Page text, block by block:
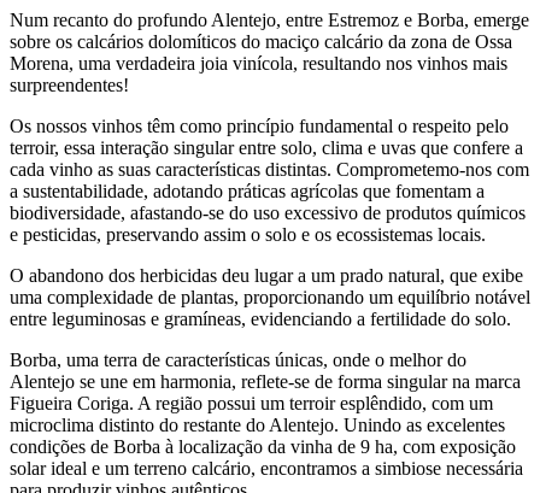
Num recanto do profundo Alentejo, entre Estremoz e Borba, emerge
sobre os calcários dolomíticos do maciço calcário da zona de Ossa
Morena, uma verdadeira joia vinícola, resultando nos vinhos mais
surpreendentes!
Os nossos vinhos têm como princípio fundamental o respeito pelo
terroir, essa interação singular entre solo, clima e uvas que confere a
cada vinho as suas características distintas. Comprometemo-nos com
a sustentabilidade, adotando práticas agrícolas que fomentam a
biodiversidade, afastando-se do uso excessivo de produtos químicos
e pesticidas, preservando assim o solo e os ecossistemas locais.
O abandono dos herbicidas deu lugar a um prado natural, que exibe
uma complexidade de plantas, proporcionando um equilíbrio notável
entre leguminosas e gramíneas, evidenciando a fertilidade do solo.
Borba, uma terra de características únicas, onde o melhor do
Alentejo se une em harmonia, reflete-se de forma singular na marca
Figueira Coriga. A região possui um terroir esplêndido, com um
microclima distinto do restante do Alentejo. Unindo as excelentes
condições de Borba à localização da vinha de 9 ha, com exposição
solar ideal e um terreno calcário, encontramos a simbiose necessária